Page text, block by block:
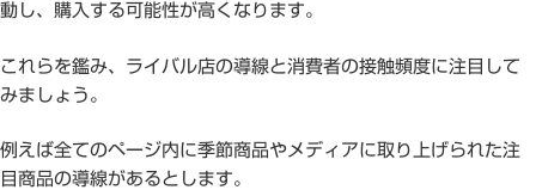
動し、購入する可能性が高くなります。
これらを鑑み、ライバル店の導線と消費者の接触頻度に注目して
みましょう。
例えば全てのページ内に季節商品やメディアに取り上げられた注
目商品の導線があるとします。